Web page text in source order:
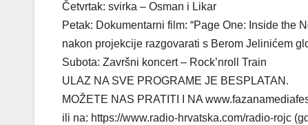
Četvrtak: svirka – Osman i Likar
Petak: Dokumentarni film: “Page One: Inside the
nakon projekcije razgovarati s Berom Jelinićem
Subota: Završni koncert – Rock’nroll Train
ULAZ NA SVE PROGRAME JE BESPLATAN.
MOŽETE NAS PRATITI I NA
ili na: https://www.radio-hrvatska.com/radio-rojc